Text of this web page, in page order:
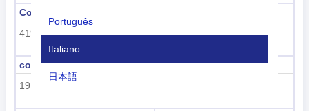
Português
Italiano
日本語
Codice della sottoregione
419
America Latina e Caraibi
codice regione
19
nome della regione